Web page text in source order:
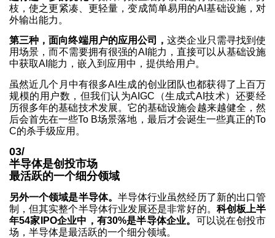
枝，使之更紧凑、更轻量，变成简单易用的AI基础设施，对
外输出能力。
第三种，面向终端用户的应用公司，这类企业只需寻找到使
用场景，而不需要拥有很强的AI能力，直接可以从基础设施
中获取AI能力，嵌入到应用中，提供给用户。
虽然近几个月中有很多AI生成的创业团队也都获得了上百万
规模的用户数，但我们认为AIGC（生成式AI技术）还要经
历很多年的基础技术发展。它的基础设施会越来越健全，然
后会首先在一些To B场景落地，最后才会诞生一些真正的To
C的杀手级应用。
03/
半导体是创投市场
最活跃的一个细分领域
另外一个领域是半导体。 半导体行业虽然经历了新的出口管
制，但其实整个半导体行业发展还是非常好的。 科创板上半
年54家IPO企业中，有30%是半导体企业。 可以说在创投市
场，半导体是最活跃的一个细分领域。